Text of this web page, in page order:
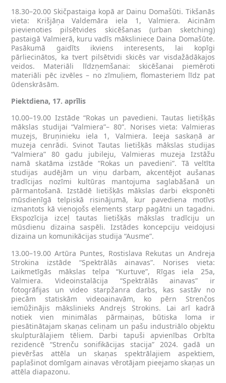
18.30–20.00 Skičpastaiga kopā ar Dainu Domašūti. Tikšanās
vieta: Krišjāņa Valdemāra iela 1, Valmiera. Aicinām
pievienoties pilsētvides skicēšanas (urban sketching)
pastaigā Valmierā, kuru vadīs māksliniece Daina Domašūte.
Pasākumā gaidīts ikviens interesents, lai kopīgi
pārliecinātos, ka tvert pilsētvidi skicēs var visdažādākajos
veidos. Materiāli līdzņemšanai: skicēšanai piemēroti
materiāli pēc izvēles – no zīmuļiem, flomasteriem līdz pat
ūdenskrāsām.
Piektdiena, 17. aprīlis
10.00–19.00 Izstāde “Rokas un pavedieni. Tautas lietišķās
mākslas studijai “Valmiera”– 80”. Norises vieta: Valmieras
muzejs, Bruņinieku iela 1, Valmiera. Ieeja saskaņā ar
muzeja cenrādi. Svinot Tautas lietišķās mākslas studijas
“Valmiera” 80 gadu jubileju, Valmieras muzeja Izstāžu
namā skatāma izstāde “Rokas un pavedieni”. Tā veltīta
studijas audējām un viņu darbam, akcentējot aušanas
tradīcijas nozīmi kultūras mantojuma saglabāšanā un
pārmantošanā. Izstādē lietišķās mākslas darbi eksponēti
mūsdienīgā telpiskā risinājumā, kur pavediena motīvs
izmantots kā vienojošs elements starp pagātni un tagadni.
Ekspozīcija izceļ tautas lietišķās mākslas tradīciju un
mūsdienu dizaina saspēli. Izstādes koncepciju veidojusi
dizaina un komunikācijas studija “Ausme”.
13.00–19.00 Artūra Puntes, Rostislava Rekutas un Andreja
Strokina izstāde “Spektrālās ainavas”. Norises vieta:
Laikmetīgās mākslas telpa “Kurtuve”, Rīgas iela 25a,
Valmiera. Videoinstalācija “Spektrālās ainavas” ir
fotogrāfijas un video starpžanra darbs, kas sastāv no
piecām statiskām videoainavām, ko pērn Strenčos
iemūžinājis mākslinieks Andrejs Strokins. Lai arī kadrā
notiek vien minimālas pārmaiņas, būtiska loma ir
piesātinātajam skaņas celiņam un pašu industriālo objektu
skulpturālajiem tēliem. Darbi tapuši apvienības Orbīta
rezidencē “Strenču sonifikācijas stacija” 2024. gadā un
pievēršas attēla un skaņas spektrālajiem aspektiem,
paplašinot domīgam ainavas vērotājam pieejamo skaņas un
attēla diapazonu.